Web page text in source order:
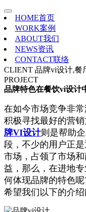
HOME首页
WORK案例
ABOUT我们
NEWS资讯
CONTACT联络
CLIENT 品牌vi设计,餐
PROJECT
品牌特色在餐饮vi设计
在如今市场竞争非
积极寻找最好的营
牌VI设计则是帮助
段，不少的用户正
市场，占领了市场
益，那么，在进地
何体现品牌的特色
希望我们以下的介绍